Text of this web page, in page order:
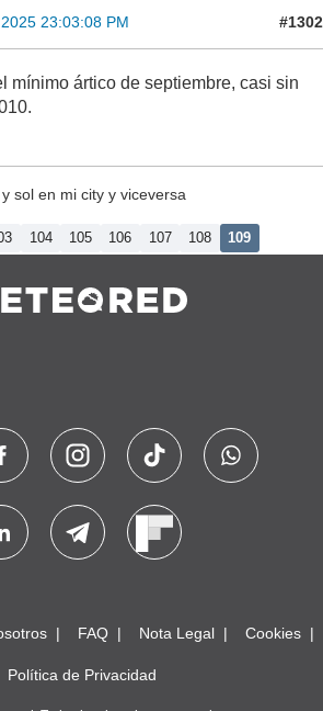
23:03:08 PM #1302
mínimo ártico de septiembre, casi sin
sol en mi city y viceversa
104 105 106 107 108 109
FAQ Nota Legal Cookies
Política de Privacidad